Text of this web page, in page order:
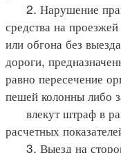
2. Нарушение
средства на
или обгона без
дороги,
равно пересечение
пешей колонны либо
влекут штраф в
расчетных
3. Выезд на